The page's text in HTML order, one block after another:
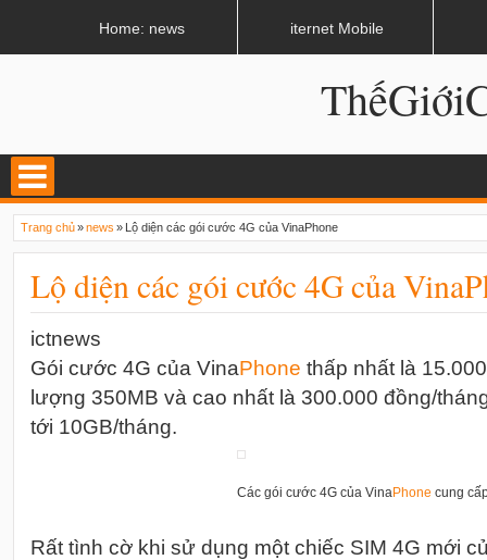
Trang chủ»news » Lộ diện các gói cước 4G của VinaPhone
Lộ diện các gói cước 4G của
ictnews
Gói cước 4G của VinaPhone thấp nhất là
lượng 350MB và cao nhất là 300.000 đồng/
tới 10GB/tháng.
Các gói cước 4G của VinaPhone cung
Rất tình cờ khi sử dụng một chiếc SIM 4G mới
Home: news iternet Mobile